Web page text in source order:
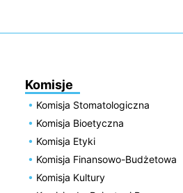
Komisje
Komisja Stomatologiczna
Komisja Bioetyczna
Komisja Etyki
Komisja Finansowo-Budżetowa
Komisja Kultury